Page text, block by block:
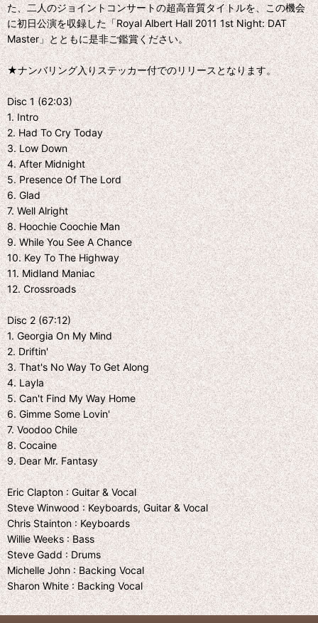
た、二人のジョイントコンサートの超高音質タイトルを、この機会
に初日公演を収録した「Royal Albert Hall 2011 1st Night: DAT
Master」とともに是非ご鑑賞ください。
★ナンバリング入りステッカー付でのリリースとなります。
Disc 1 (62:03)
1. Intro
2. Had To Cry Today
3. Low Down
4. After Midnight
5. Presence Of The Lord
6. Glad
7. Well Alright
8. Hoochie Coochie Man
9. While You See A Chance
10. Key To The Highway
11. Midland Maniac
12. Crossroads
Disc 2 (67:12)
1. Georgia On My Mind
2. Driftin'
3. That's No Way To Get Along
4. Layla
5. Can't Find My Way Home
6. Gimme Some Lovin'
7. Voodoo Chile
8. Cocaine
9. Dear Mr. Fantasy
Eric Clapton : Guitar & Vocal
Steve Winwood : Keyboards, Guitar & Vocal
Chris Stainton : Keyboards
Willie Weeks : Bass
Steve Gadd : Drums
Michelle John : Backing Vocal
Sharon White : Backing Vocal